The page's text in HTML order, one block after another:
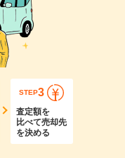
STEP3
査定額を
比べて売却先
を決める